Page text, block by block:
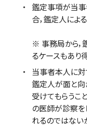
鑑定事項が当
合，鑑定人によ
※ 事務局から，
るケースもあり
当事者本人に対
鑑定人が面と向
受けてもらうこ
の医師が診察を
れるのではない